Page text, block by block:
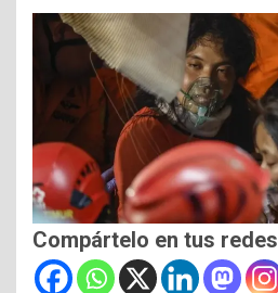
Compártelo en tus redes